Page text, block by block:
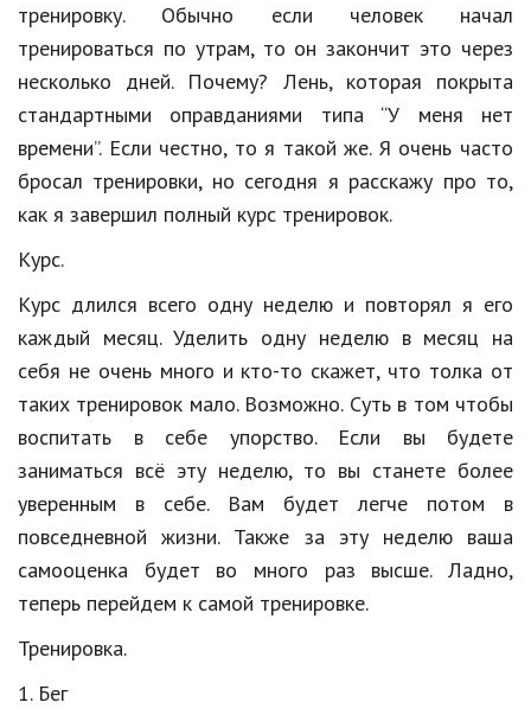
Дом и сад
Недвижимость
Спорт и фитнес
Психология и отношения
Творчество и рукоделие
Разное
Работа и бизнес
Животные
Еда и напитки
Праздники и подарки
Кинематограф
Домашние животные
Семья и дети
Путешествия
Строительство
тренировку. Обычно если человек начал
тренироваться по утрам, то он закончит это через
несколько дней. Почему? Лень, которая покрыта
стандартными оправданиями типа “У меня нет
времени”. Если честно, то я такой же. Я очень часто
бросал тренировки, но сегодня я расскажу про то,
как я завершил полный курс тренировок.
Курс.
Курс длился всего одну неделю и повторял я его
каждый месяц. Уделить одну неделю в месяц на
себя не очень много и кто-то скажет, что толка от
таких тренировок мало. Возможно. Суть в том чтобы
воспитать в себе упорство. Если вы будете
заниматься всё эту неделю, то вы станете более
уверенным в себе. Вам будет легче потом в
повседневной жизни. Также за эту неделю ваша
самооценка будет во много раз высше. Ладно,
теперь перейдем к самой тренировке.
Тренировка.
1. Бег